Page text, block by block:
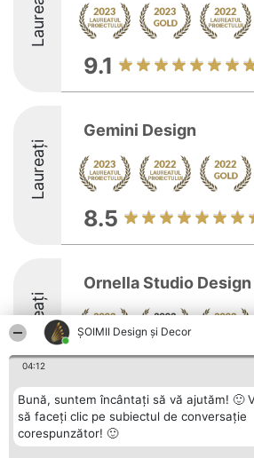
ȘOIMII Design și Decor
04:12
Bună, suntem încântați să vă ajutăm! 🙂
să faceți clic pe subiectul de conversație
corespunzător! 🙂
Laureați
9.1
Laureați
Gemini Design
8.5
Laureați
Ornella Studio Design
Organizator Ranking
BRIGHT SOLUTIONS BR SRL
Câștigătorii